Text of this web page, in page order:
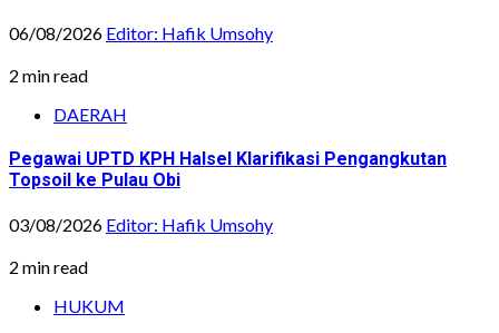
06/08/2026 Editor: Hafik Umsohy
2 min read
DAERAH
Pegawai UPTD KPH Halsel Klarifikasi Pengangkutan
Topsoil ke Pulau Obi
03/08/2026 Editor: Hafik Umsohy
2 min read
HUKUM